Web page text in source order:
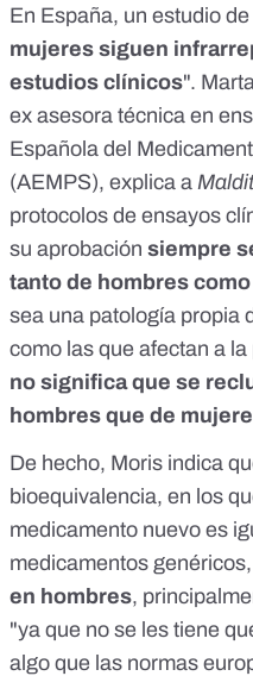
En España, un estudio
mujeres siguen
estudios clínicos".
ex asesora técnica en
Española del
(AEMPS), explica a
protocolos de ensayos
su aprobación siempre
tanto de hombres
sea una patología propia
como las que afectan a
no significa que se
hombres que de
De hecho, Moris indica
bioequivalencia, en los
medicamento nuevo es
medicamentos genéricos,
en hombres,
"ya que no se les tiene
algo que las normas